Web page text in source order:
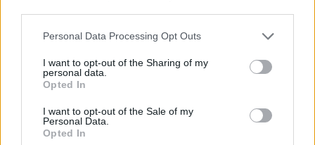
Personal Data Processing Opt Outs
I want to opt-out of the Sharing of my
personal data.
Opted In
I want to opt-out of the Sale of my
Personal Data.
Opted In
Télécharger le fichier Programm
e d'animations avril 2017_EV26.p